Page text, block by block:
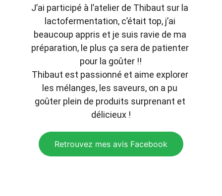
J’ai participé à l’atelier de Thibaut sur la
lactofermentation, c’était top, j’ai
beaucoup appris et je suis ravie de ma
préparation, le plus ça sera de patienter
pour la goûter !!
Thibaut est passionné et aime explorer
les mélanges, les saveurs, on a pu
goûter plein de produits surprenant et
délicieux !
Retrouvez mes avis Facebook